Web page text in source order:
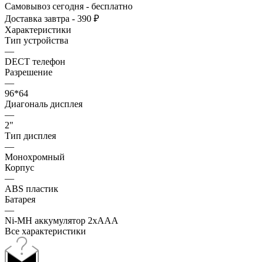
Самовывоз сегодня - бесплатно
Доставка завтра - 390 ₽
Характеристики
Тип устройства
—
DECT телефон
Разрешение
—
96*64
Диагональ дисплея
—
2"
Тип дисплея
—
Монохромный
Корпус
—
ABS пластик
Батарея
—
Ni-MH аккумулятор 2xAAA
Все характеристики